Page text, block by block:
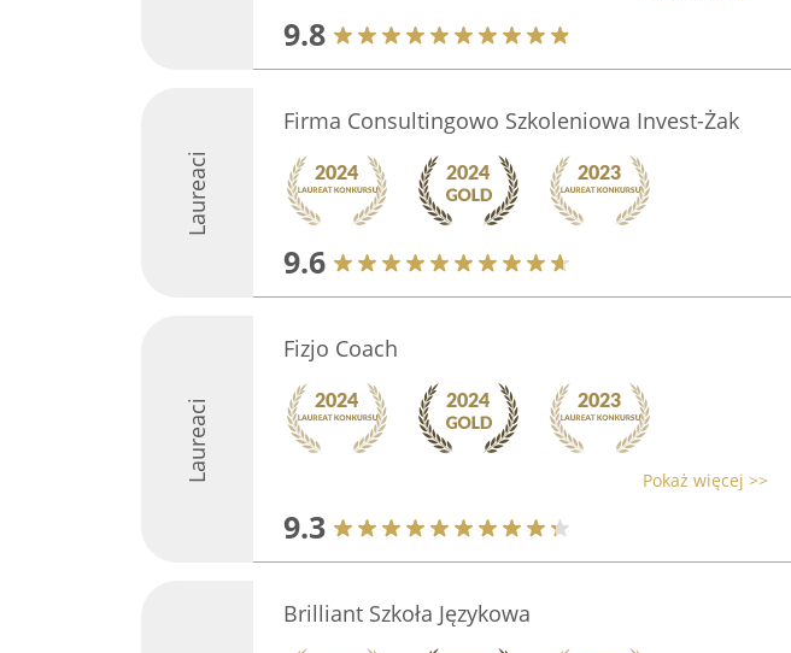
9.8
Laureaci
Firma Consultingowo Szkoleniowa Invest-Żak
9.6
Laureaci
Fizjo Coach
Pokaż więcej >>
9.3
Brilliant Szkoła Językowa